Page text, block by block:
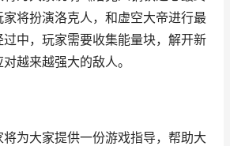
将扮演洛克人，和虚空大帝进行最
中，玩家需要收集能量块，解开新
越来越强大的敌人。
为大家提供一份游戏指导，帮助大